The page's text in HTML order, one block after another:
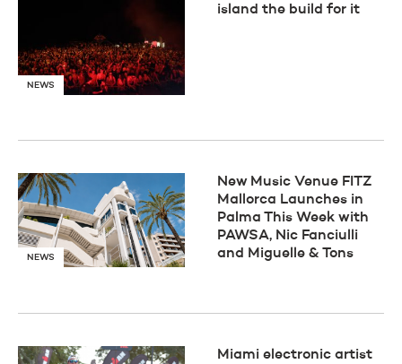
NEWS
island the build for it
NEWS
New Music Venue FITZ
Mallorca Launches in
Palma This Week with
PAWSA, Nic Fanciulli
and Miguelle & Tons
Miami electronic artist